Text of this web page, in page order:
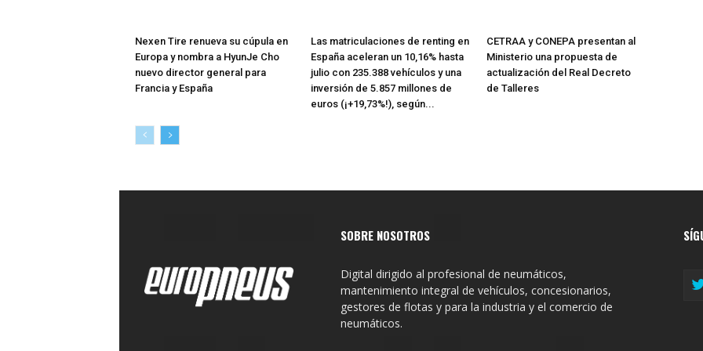
Nexen Tire renueva su cúpula en
Europa y nombra a HyunJe Cho
nuevo director general para
Francia y España
Las matriculaciones de renting en
España aceleran un 10,16% hasta
julio con 235.388 vehículos y una
inversión de 5.857 millones de
euros (¡+19,73%!), según...
CETRAA y CONEPA presentan al
Ministerio una propuesta de
actualización del Real Decreto
de Talleres
SOBRE NOSOTROS
Digital dirigido al profesional de neumáticos,
mantenimiento integral de vehículos, concesionarios,
gestores de flotas y para la industria y el comercio de
neumáticos.